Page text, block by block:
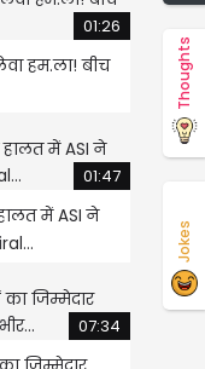
01:26
हम.ला! बीच
01:47
में ASI ने
07:34
Thoughts
Jokes